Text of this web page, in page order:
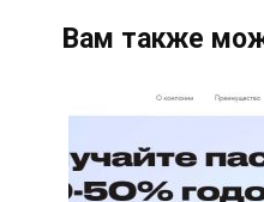
Вам также